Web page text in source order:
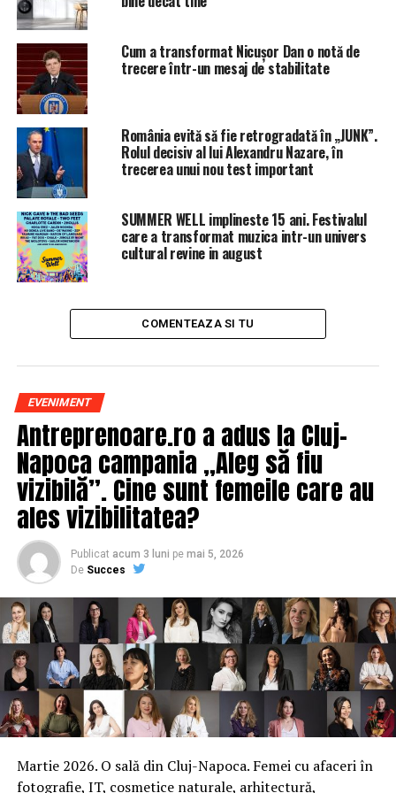
CAZAN 1529 C
ArticolulEXCLUSIV/Implicarea SRI in activitatea
furnizorilor de retele de comunicatii de natura a afecta
grav drepturile si libertatile fundamentale ale
cetatenilor protejate constitutional!
înZiarul Incisiv de Prahova.
ARTICOLE PE ACEIASI TEMA:
URMATORUL
EXCLUSIV/FAPTE PENALE MUSAMALIZATE DE CONDUCEREA
MAI/ INREGISTRARI VIDEO EXPLOZIVE (V)
NU RATATI
Cum a transformat Nicușor Dan o notă de
trecere într-un mesaj de stabilitate
România evită să fie retrogradată în „JUNK”.
Rolul decisiv al lui Alexandru Nazare, în
trecerea unui nou test important
SUMMER WELL implineste 15 ani. Festivalul
care a transformat muzica intr-un univers
cultural revine in august
COMENTEAZA SI TU
EVENIMENT
Antreprenoare.ro a adus la Cluj-
Napoca campania „Aleg să fiu
vizibilă”. Cine sunt femeile care au
ales vizibilitatea?
Publicat acum 3 luni pe mai 5, 2026
De Succes
Martie 2026. O sală din Cluj-Napoca. Femei cu afaceri în
fotografie, IT, cosmetice naturale, arhitectură,